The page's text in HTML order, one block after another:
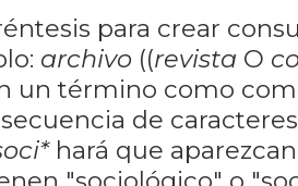
para crear
archivo ((revista O
un término como
de
hará que